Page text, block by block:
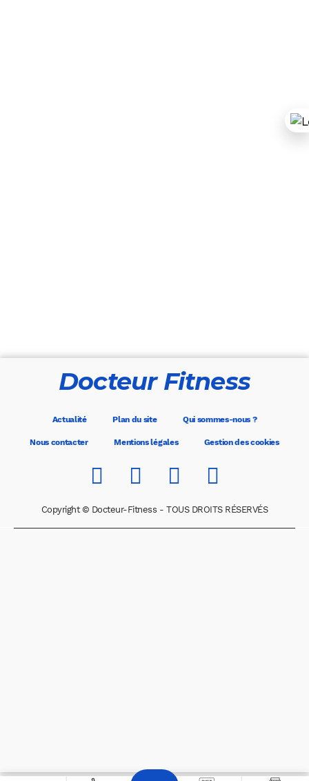
Docteur Fitness
Actualité Plan du site Qui sommes-nous ?
Nous contacter Mentions légales Gestion des cookies
Copyright © Docteur-Fitness - TOUS DROITS RÉSERVÉS